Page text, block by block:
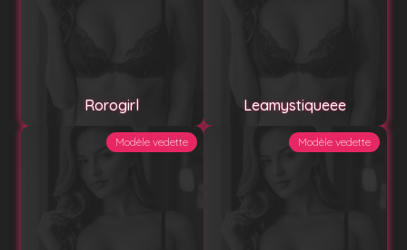
Rorogirl Leamystiqueee
Modèle vedette Modèle vedette